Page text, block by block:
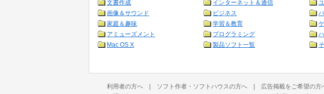
文書作成
インターネット＆通信
画像＆サウンド
ビジネス
家庭＆趣味
学習＆教育
アミューズメント
プログラミング
Mac OS X
製品ソフト一覧
利用者の方へ | ソフト作者・ソフトハウスの方へ | 広告掲載をご希望の方